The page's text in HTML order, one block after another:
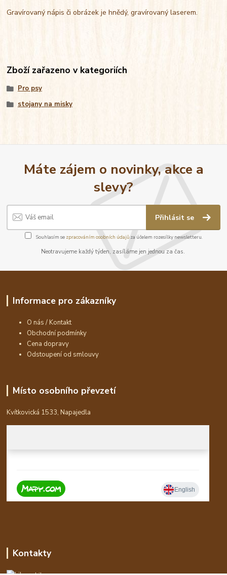
Gravírovaný nápis či obrázek je hnědý, gravírovaný laserem.
Zboží zařazeno v kategoriích
Pro psy
stojany na misky
Máte zájem o novinky, akce a
slevy?
Přihlásit se
Souhlasím se zpracováním osobních údajůza účelem rozesílky newsletteru.
Neotravujeme každý týden, zasíláme jen jednou za čas.
Informace pro zákazníky
O nás / Kontakt
Obchodní podmínky
Cena dopravy
Odstoupení od smlouvy
Místo osobního převzetí
Kvítkovická 1533, Napajedla
Kontakty